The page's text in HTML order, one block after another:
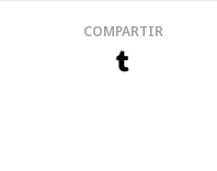
COMPARTIR